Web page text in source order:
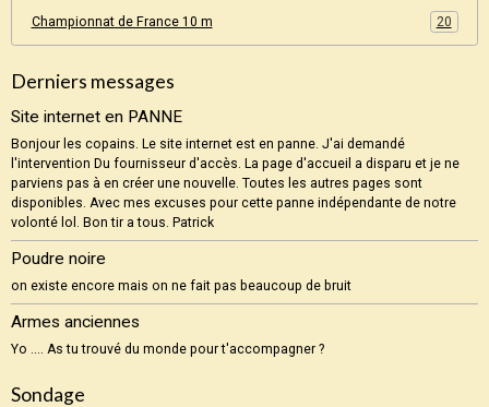
Championnat de France 10 m 20
Derniers messages
Site internet en PANNE
Bonjour les copains. Le site internet est en panne. J'ai demandé
l'intervention Du fournisseur d'accès. La page d'accueil a disparu et je ne
parviens pas à en créer une nouvelle. Toutes les autres pages sont
disponibles. Avec mes excuses pour cette panne indépendante de notre
volonté lol. Bon tir a tous. Patrick
Poudre noire
on existe encore mais on ne fait pas beaucoup de bruit
Armes anciennes
Yo .... As tu trouvé du monde pour t'accompagner ?
Sondage